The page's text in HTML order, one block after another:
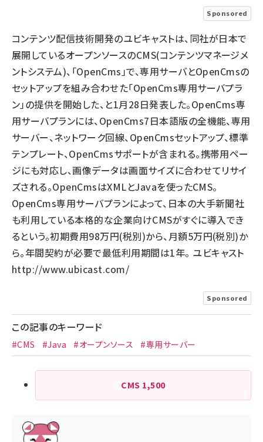
Sponsored
コンテンツ配信技術開発のユビキャストは、同社が日本で
展開しているオープンソースのCMS(コンテンツマネージメ
ントシステム)、「OpenCms」で、専用サーバとOpenCmsの
セットアップを組み合わせた「OpenCms専用サーバプラ
ン」の提供を開始した、と1月28日発表した。OpenCms専
用サーバプランには、OpenCms7日本語版の全機能、専用
サーバー、ネットワーク回線、OpenCmsセットアップ、標準
テンプレート、OpenCmsサポートが含まれる。携帯用ペー
ジにも対応し、画像データは画面サイズに合わせてリサイ
ズされる。OpenCmsはXMLとJavaを使ったCMS。
OpenCms専用サーバプランによって、日本の大手新聞社
も利用している本格的な企業向けCMSがすぐに導入でき
るという。初期費用98万円(税別)から、月額5万円(税別)か
ら。年間契約が必要で最低利用期間は1年。 ユビキャスト
http://www.ubicast.com/
Sponsored
この記事のキーワード
#CMS #Java #オープンソース #専用サーバー
CMS 1,500